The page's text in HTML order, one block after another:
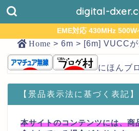
digital-
EME対応 430MHz 500W
Home > 6m > [6m] VUCC
にほんブ
【景品表示法に基づく表記】
本サイトのコンテンツには、商